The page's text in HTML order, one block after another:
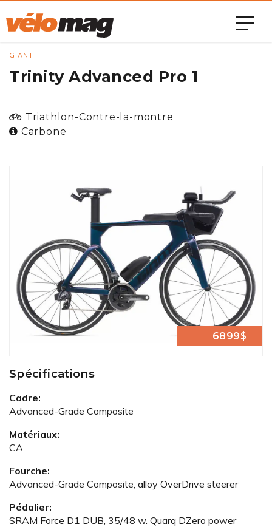
GIANT
Trinity Advanced Pro 1
Triathlon-Contre-la-montre
Carbone
6899$
Spécifications
Cadre:
Advanced-Grade Composite
Matériaux:
CA
Fourche:
Advanced-Grade Composite, alloy OverDrive steerer
Pédalier:
SRAM Force D1 DUB, 35/48 w. Quarq DZero power